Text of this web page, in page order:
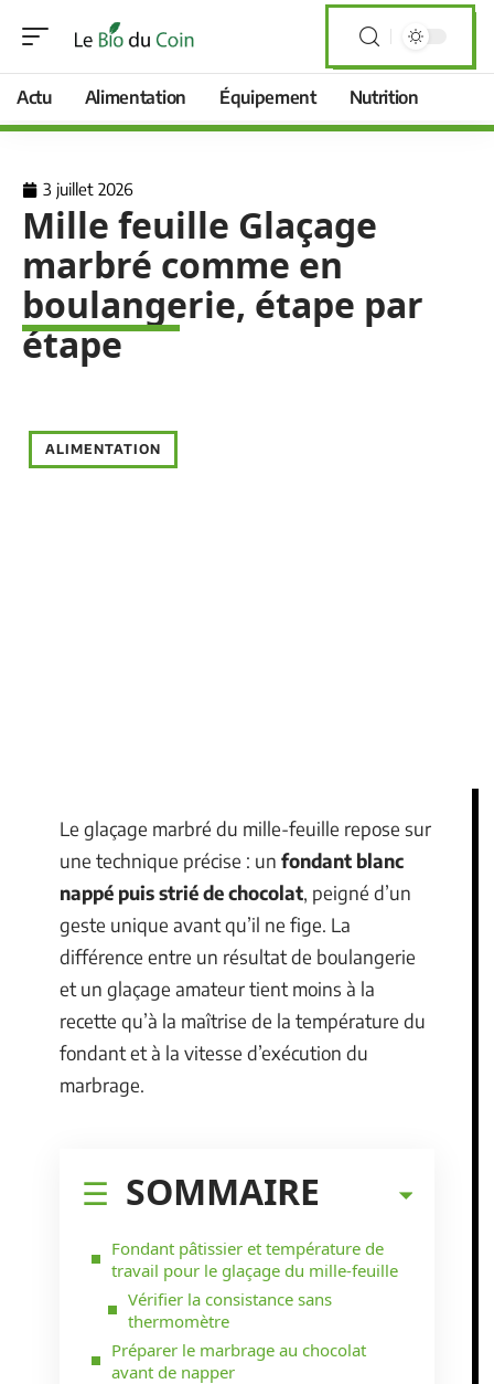
Actu Alimentation Équipement Nutrition
3 juillet 2026
Mille feuille Glaçage
marbré comme en
boulangerie, étape par
étape
ALIMENTATION
Le glaçage marbré du mille-feuille repose sur
une technique précise : un fondant blanc
nappé puis strié de chocolat, peigné d’un
geste unique avant qu’il ne fige. La
différence entre un résultat de boulangerie
et un glaçage amateur tient moins à la
recette qu’à la maîtrise de la température du
fondant et à la vitesse d’exécution du
marbrage.
SOMMAIRE
Fondant pâtissier et température de
travail pour le glaçage du mille-feuille
Vérifier la consistance sans
thermomètre
Préparer le marbrage au chocolat
avant de napper